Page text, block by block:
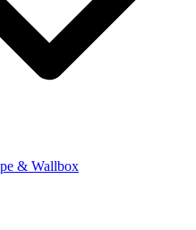
& Wallbox